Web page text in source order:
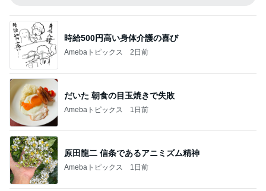
時給500円高い身体介護の喜び
Amebaトピックス 2日前
だいた 朝食の目玉焼きで失敗
Amebaトピックス 1日前
原田龍二 信条であるアニミズム精神
Amebaトピックス 1日前